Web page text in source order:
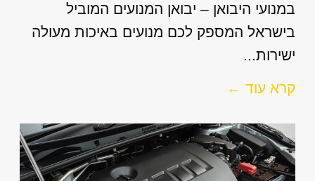
במנועי היבואן – יבואן המנועים המוביל
בישראל המספק לכם מנועים באיכות מעולה
ישירות...
קרא עוד ←